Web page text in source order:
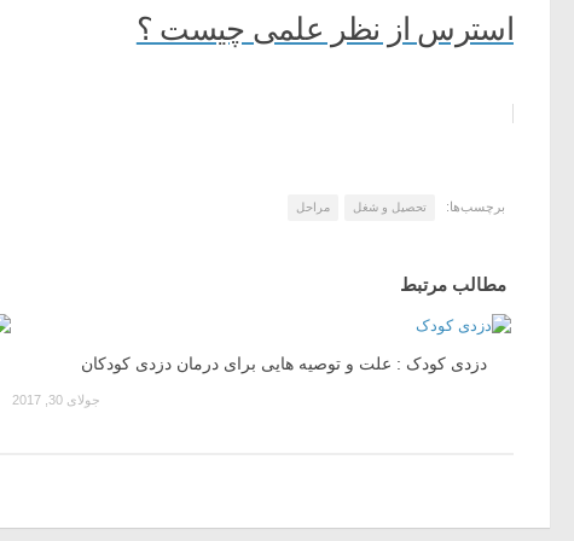
استرس از نظر علمی چیست ؟
برچسب‌ها: تحصیل و شغل مراحل
مطالب مرتبط
دزدی کودک : علت و توصیه هایی برای درمان دزدی کودکان
جولای 30, 2017